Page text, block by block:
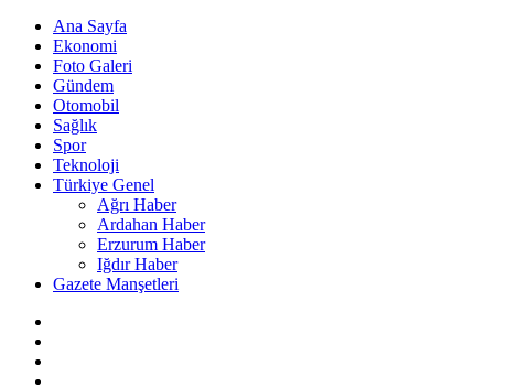
Ana Sayfa
Ekonomi
Foto Galeri
Gündem
Otomobil
Sağlık
Spor
Teknoloji
Türkiye Genel
Ağrı Haber
Ardahan Haber
Erzurum Haber
Iğdır Haber
Gazete Manşetleri